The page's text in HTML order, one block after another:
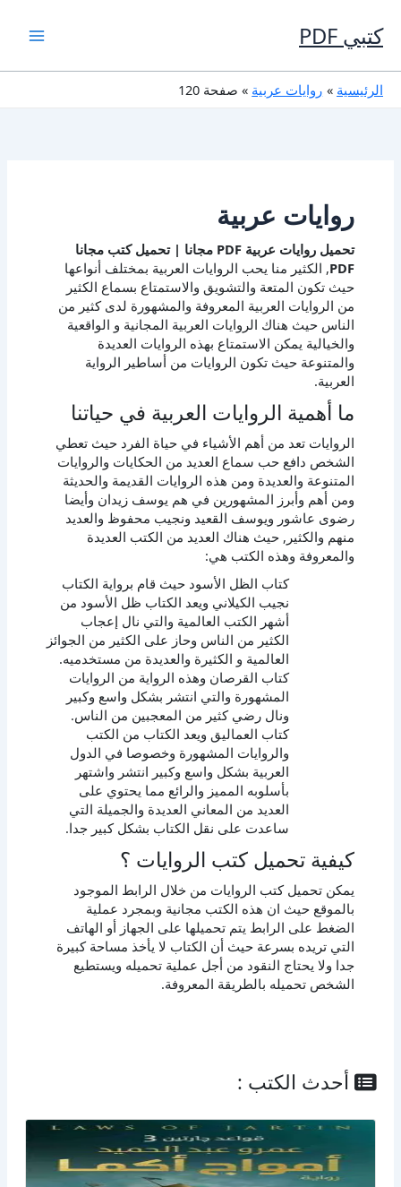
إلى
المحتوى
كتبي PDF
الرئيسية روايات عربية صفحة 120
روايات عربية
تحميل روايات عربية PDF مجانا | تحميل كتب مجانا
PDF, الكثير منا يحب الروايات العربية بمختلف أنواعها
حيث تكون المتعة والتشويق والاستمتاع بسماع الكثير
من الروايات العربية المعروفة والمشهورة لدى كثير من
الناس حيث هناك الروايات العربية المجانية و الواقعية
والخيالية يمكن الاستمتاع بهذه الروايات العديدة
والمتنوعة حيث تكون الروايات من أساطير الرواية
العربية.
ما أهمية الروايات العربية في حياتنا
الروايات تعد من أهم الأشياء في حياة الفرد حيث تعطي
الشخص دافع حب سماع العديد من الحكايات والروايات
المتنوعة والعديدة ومن هذه الروايات القديمة والحديثة
ومن أهم وأبرز المشهورين في هم يوسف زيدان وأيضا
رضوى عاشور ويوسف القعيد ونجيب محفوظ والعديد
منهم والكثير, حيث هناك العديد من الكتب العديدة
والمعروفة وهذه الكتب هي:
كتاب الظل الأسود حيث قام برواية الكتاب
نجيب الكيلاني ويعد الكتاب ظل الأسود من
أشهر الكتب العالمية والتي نال إعجاب
الكثير من الناس وحاز على الكثير من الجوائز
العالمية و الكثيرة والعديدة من مستخدميه.
كتاب القرصان وهذه الرواية من الروايات
المشهورة والتي انتشر بشكل واسع وكبير
ونال رضي كثير من المعجبين من الناس.
كتاب العماليق ويعد الكتاب من الكتب
والروايات المشهورة وخصوصا في الدول
العربية بشكل واسع وكبير انتشر واشتهر
بأسلوبه المميز والرائع مما يحتوي على
العديد من المعاني العديدة والجميلة التي
ساعدت على نقل الكتاب بشكل كبير جدا.
كيفية تحميل كتب الروايات ؟
يمكن تحميل كتب الروايات من خلال الرابط الموجود
بالموقع حيث ان هذه الكتب مجانية وبمجرد عملية
الضغط على الرابط يتم تحميلها على الجهاز أو الهاتف
التي تريده بسرعة حيث أن الكتاب لا يأخذ مساحة كبيرة
جدا ولا يحتاج النقود من أجل عملية تحميله ويستطيع
الشخص تحميله بالطريقة المعروفة.
أحدث الكتب :